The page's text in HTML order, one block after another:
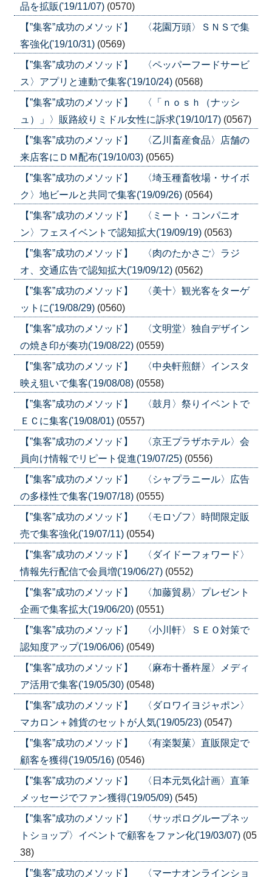
品を拡販('19/11/07) (0570)
【”集客”成功のメソッド】 〈花園万頭〉ＳＮＳで集
客強化('19/10/31) (0569)
【”集客”成功のメソッド】 〈ペッパーフードサービ
ス〉アプリと連動で集客('19/10/24) (0568)
【”集客”成功のメソッド】 〈「ｎｏｓｈ（ナッシ
ュ）」〉販路絞りミドル女性に訴求('19/10/17) (0567)
【”集客”成功のメソッド】 〈乙川畜産食品〉店舗の
来店客にＤＭ配布('19/10/03) (0565)
【”集客”成功のメソッド】 〈埼玉種畜牧場・サイボ
ク〉地ビールと共同で集客('19/09/26) (0564)
【”集客”成功のメソッド】 〈ミート・コンパニオ
ン〉フェスイベントで認知拡大('19/09/19) (0563)
【”集客”成功のメソッド】 〈肉のたかさご〉ラジ
オ、交通広告で認知拡大('19/09/12) (0562)
【”集客”成功のメソッド】 〈美十〉観光客をターゲ
ットに('19/08/29) (0560)
【”集客”成功のメソッド】 〈文明堂〉独自デザイン
の焼き印が奏功('19/08/22) (0559)
【”集客”成功のメソッド】 〈中央軒煎餅〉インスタ
映え狙いで集客('19/08/08) (0558)
【”集客”成功のメソッド】 〈鼓月〉祭りイベントで
ＥＣに集客('19/08/01) (0557)
【”集客”成功のメソッド】 〈京王プラザホテル〉会
員向け情報でリピート促進('19/07/25) (0556)
【”集客”成功のメソッド】 〈シャプラニール〉広告
の多様性で集客('19/07/18) (0555)
【”集客”成功のメソッド】 〈モロゾフ〉時間限定販
売で集客強化('19/07/11) (0554)
【”集客”成功のメソッド】 〈ダイドーフォワード〉
情報先行配信で会員増('19/06/27) (0552)
【”集客”成功のメソッド】 〈加藤貿易〉プレゼント
企画で集客拡大('19/06/20) (0551)
【”集客”成功のメソッド】 〈小川軒〉ＳＥＯ対策で
認知度アップ('19/06/06) (0549)
【”集客”成功のメソッド】 〈麻布十番杵屋〉メディ
ア活用で集客('19/05/30) (0548)
【”集客”成功のメソッド】 〈ダロワイヨジャポン〉
マカロン＋雑貨のセットが人気('19/05/23) (0547)
【”集客”成功のメソッド】 〈有楽製菓〉直販限定で
顧客を獲得('19/05/16) (0546)
【”集客”成功のメソッド】 〈日本元気化計画〉直筆
メッセージでファン獲得('19/05/09) (545)
【”集客”成功のメソッド】 〈サッポログループネッ
トショップ〉イベントで顧客をファン化('19/03/07) (05
38)
【”集客”成功のメソッド】 〈マーナオンラインショ